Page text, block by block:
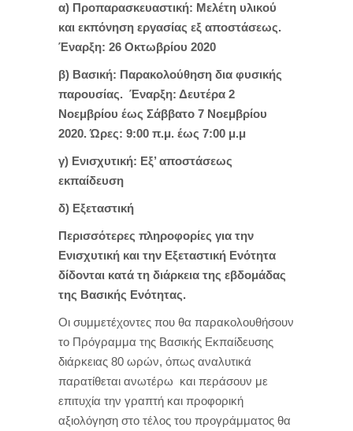
α) Προπαρασκευαστική: Μελέτη υλικού
και εκπόνηση εργασίας εξ αποστάσεως.
Έναρξη: 26 Oκτωβρίου 2020
β) Βασική: Παρακολούθηση δια φυσικής
παρουσίας. Έναρξη: Δευτέρα 2
Νοεμβρίου έως Σάββατο 7 Νοεμβρίου
2020. Ώρες: 9:00 π.μ. έως 7:00 μ.μ
γ) Ενισχυτική: Εξ’ αποστάσεως
εκπαίδευση
δ) Εξεταστική
Περισσότερες πληροφορίες για την
Ενισχυτική και την Εξεταστική Ενότητα
δίδονται κατά τη διάρκεια της εβδομάδας
της Βασικής Ενότητας.
Οι συμμετέχοντες που θα παρακολουθήσουν
το Πρόγραμμα της Βασικής Εκπαίδευσης
διάρκειας 80 ωρών, όπως αναλυτικά
παρατίθεται ανωτέρω και περάσουν με
επιτυχία την γραπτή και προφορική
αξιολόγηση στο τέλος του προγράμματος θα